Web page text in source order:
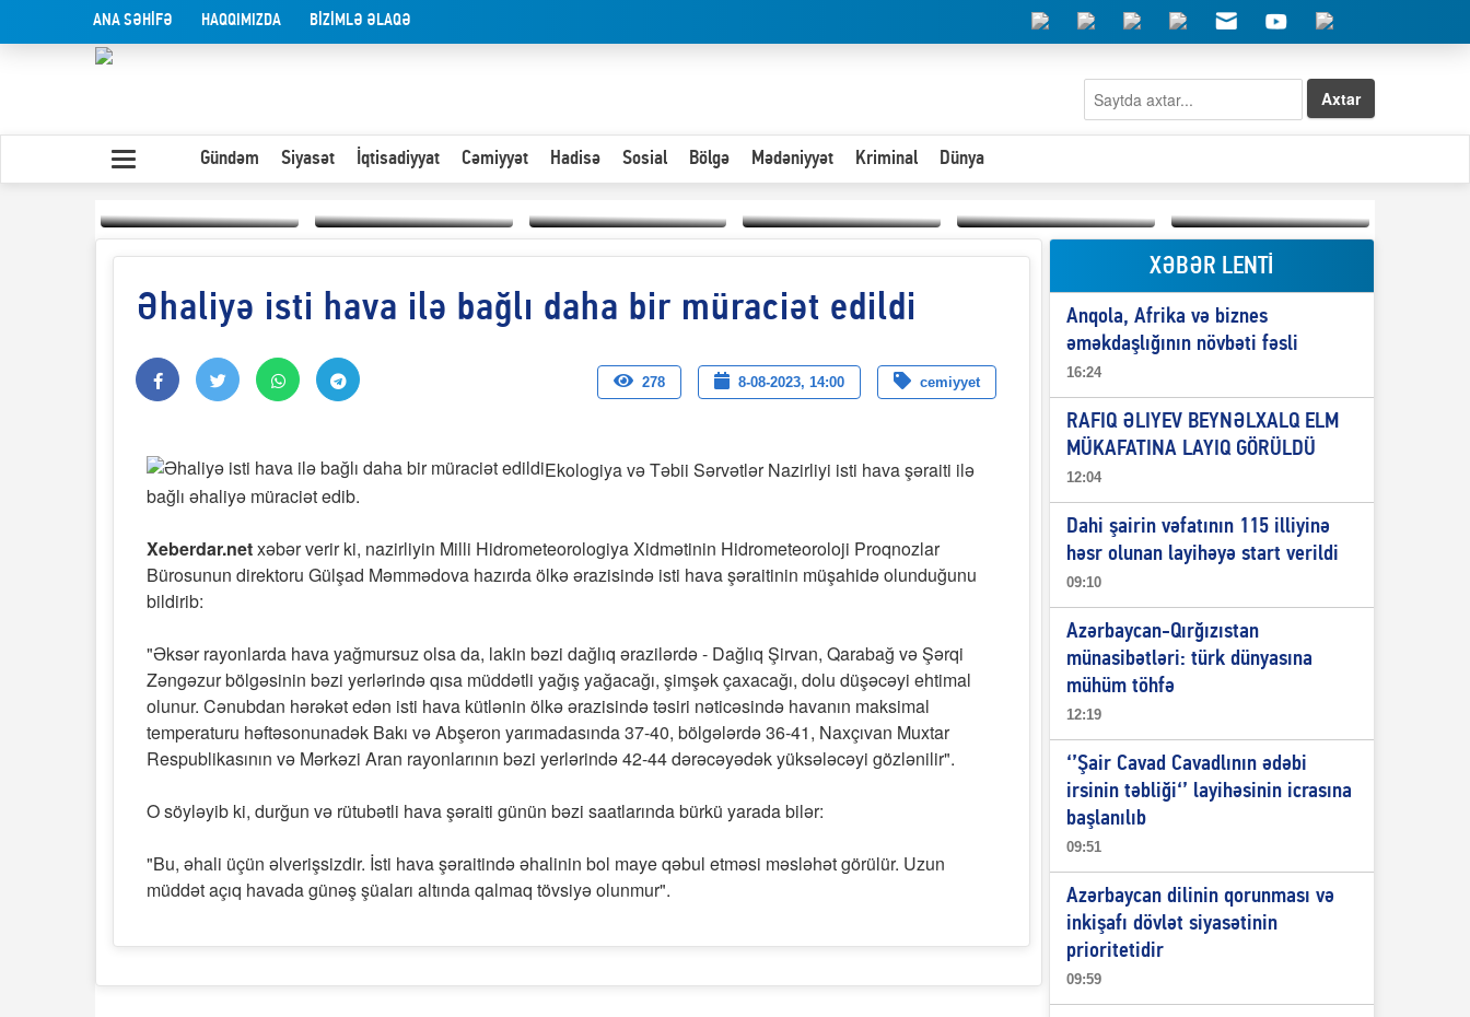
ANA SƏHİFƏ HAQQIMIZDA BİZİMLƏ ƏLAQƏ
Axtar
Gündəm Siyasət İqtisadiyyat Cəmiyyət Hadisə Sosial Bölgə Mədəniyyət Kriminal Dünya
Yaxın Şərqdəki
müharibənin qısa Olduğu kimi görünən
Paytaxta giriş vizası —
"Xoş gəldin, cibində
Hər an ən çətin savaşa
hazır olmalıyıq-
ZƏLİMXAN
“Qeyri-səlis məntiq və
dil-nitq” elmimizə
Elşad Abdullayevin
erməniləri
maliyyələşdirən oğlu
niyə Azərbaycana
ekstradisiya olunmur?
Əhaliyə isti hava ilə bağlı daha bir müraciət edildi
278 8-08-2023, 14:00 cemiyyet
Ekologiya və Təbii Sərvətlər Nazirliyi isti hava şəraiti ilə
bağlı əhaliyə müraciət edib.
Xeberdar.netxəbər verir ki, nazirliyin Milli Hidrometeorologiya Xidmətinin Hidrometeoroloji Proqnozlar
Bürosunun direktoru Gülşad Məmmədova hazırda ölkə ərazisində isti hava şəraitinin müşahidə olunduğunu
bildirib:
"Əksər rayonlarda hava yağmursuz olsa da, lakin bəzi dağlıq ərazilərdə - Dağlıq Şirvan, Qarabağ və Şərqi
Zəngəzur bölgəsinin bəzi yerlərində qısa müddətli yağış yağacağı, şimşək çaxacağı, dolu düşəcəyi ehtimal
olunur. Cənubdan hərəkət edən isti hava kütlənin ölkə ərazisində təsiri nəticəsində havanın maksimal
temperaturu həftəsonunadək Bakı və Abşeron yarımadasında 37-40, bölgələrdə 36-41, Naxçıvan Muxtar
Respublikasının və Mərkəzi Aran rayonlarının bəzi yerlərində 42-44 dərəcəyədək yüksələcəyi gözlənilir".
O söyləyib ki, durğun və rütubətli hava şəraiti günün bəzi saatlarında bürkü yarada bilər:
"Bu, əhali üçün əlverişsizdir. İsti hava şəraitində əhalinin bol maye qəbul etməsi məsləhət görülür. Uzun
müddət açıq havada günəş şüaları altında qalmaq tövsiyə olunmur".
XƏBƏR LENTİ
Anqola, Afrika və biznes
əməkdaşlığının növbəti fəsli
16:24
RAFIQ ƏLIYEV BEYNƏLXALQ ELM
MÜKAFATINA LAYIQ GÖRÜLDÜ
12:04
Dahi şairin vəfatının 115 illiyinə
həsr olunan layihəyə start verildi
09:10
Azərbaycan-Qırğızıstan
münasibətləri: türk dünyasına
mühüm töhfə
12:19
‘’Şair Cavad Cavadlının ədəbi
irsinin təbliği‘’ layihəsinin icrasına
başlanılıb
09:51
Azərbaycan dilinin qorunması və
inkişafı dövlət siyasətinin
prioritetidir
09:59